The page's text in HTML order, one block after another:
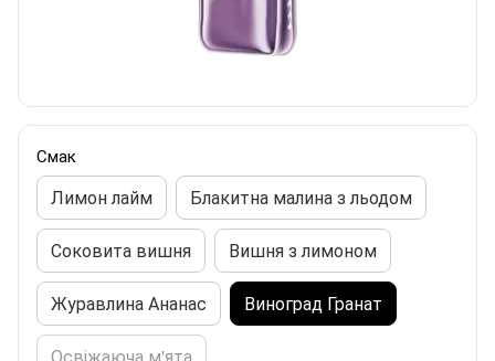
Смак
Лимон лайм Блакитна малина з льодом
Соковита вишня Вишня з лимоном
Журавлина Ананас Виноград Гранат
Освіжаюча м'ята